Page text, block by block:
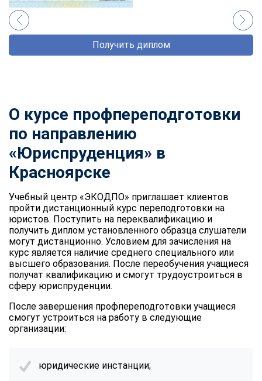
Получить диплом
О курсе профпереподготовки
по направлению
«Юриспруденция» в
Красноярске
Учебный центр «ЭКОДПО» приглашает клиентов
пройти дистанционный курс переподготовки на
юристов. Поступить на переквалификацию и
получить диплом установленного образца слушатели
могут дистанционно. Условием для зачисления на
курс является наличие среднего специального или
высшего образования. После переобучения учащиеся
получат квалификацию и смогут трудоустроиться в
сферу юриспруденции.
После завершения профпереподготовки учащиеся
смогут устроиться на работу в следующие
организации:
юридические инстанции;